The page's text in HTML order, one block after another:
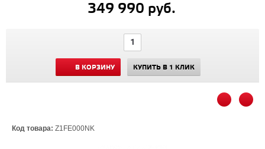
349 990 руб.
В КОРЗИНУ КУПИТЬ В 1 КЛИК
Код товара: Z1FE000NK